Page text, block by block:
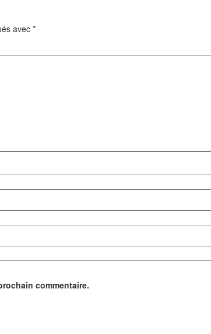
avec*
commentaire.